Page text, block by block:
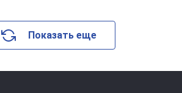
Показать еще